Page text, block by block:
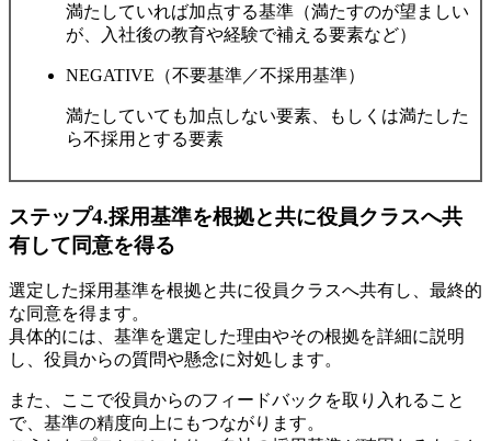
満たしていれば加点する基準（満たすのが望ましい
が、入社後の教育や経験で補える要素など）
NEGATIVE（不要基準／不採用基準）
満たしていても加点しない要素、もしくは満たした
ら不採用とする要素
ステップ4.採用基準を根拠と共に役員クラスへ共
有して同意を得る
選定した採用基準を根拠と共に役員クラスへ共有し、最終的
な同意を得ます。
具体的には、基準を選定した理由やその根拠を詳細に説明
し、役員からの質問や懸念に対処します。
また、ここで役員からのフィードバックを取り入れること
で、基準の精度向上にもつながります。